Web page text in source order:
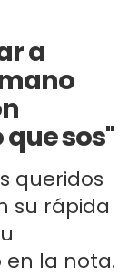
a
sos"
queridos
su rápida
en la nota.